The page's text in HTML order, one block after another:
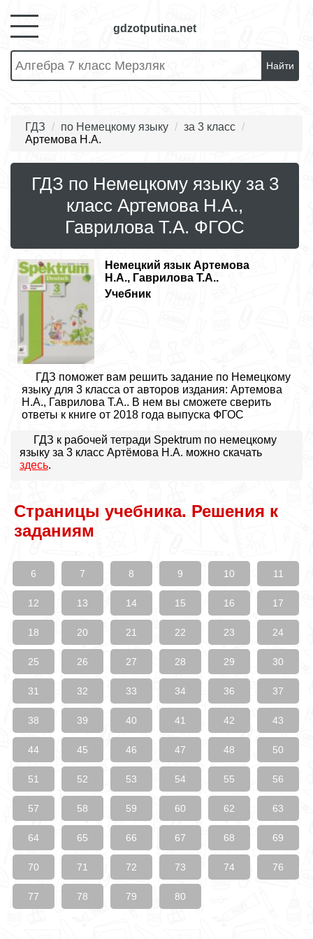
gdzotputina.net
Найти
ГДЗ по Немецкому языку
за 3 класс
Артемова Н.А.
ГДЗ по Немецкому языку за 3
класс Артемова Н.А.,
Гаврилова Т.А. ФГОС
Немецкий язык Артемова
Н.А., Гаврилова Т.А..
Учебник
ГДЗ поможет вам решить задание по Немецкому
языку для 3 класса от авторов издания: Артемова
Н.А., Гаврилова Т.А.. В нем вы сможете сверить
ответы к книге от 2018 года выпуска ФГОС
ГДЗ к рабочей тетради Spektrum по немецкому
языку за 3 класс Артёмова Н.А. можно скачать
здесь.
Страницы учебника. Решения к
заданиям
6 7 8 9 10 11
12 13 14 15 16 17
18 20 21 22 23 24
25 26 27 28 29 30
31 32 33 34 36 37
38 39 40 41 42 43
44 45 46 47 48 50
51 52 53 54 55 56
57 58 59 60 62 63
64 65 66 67 68 69
70 71 72 73 74 76
77 78 79 80